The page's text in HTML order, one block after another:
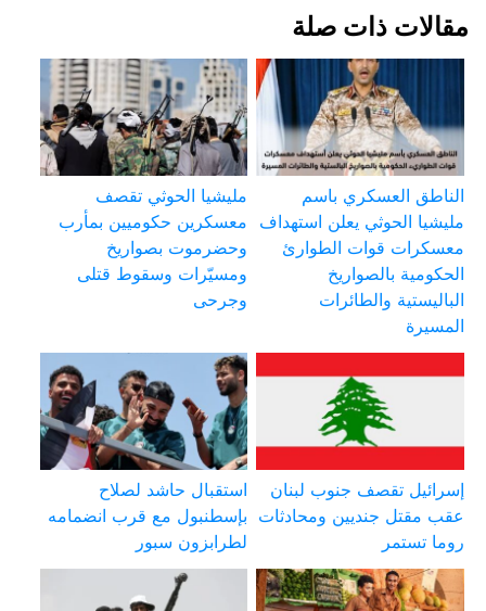
مقالات ذات صلة
الناطق العسكري باسم
مليشيا الحوثي يعلن استهداف
معسكرات قوات الطوارئ
الحكومية بالصواريخ
الباليستية والطائرات
المسيرة
مليشيا الحوثي تقصف
معسكرين حكوميين بمأرب
وحضرموت بصواريخ
ومسيّرات وسقوط قتلى
وجرحى
إسرائيل تقصف جنوب لبنان
عقب مقتل جنديين ومحادثات
روما تستمر
استقبال حاشد لصلاح
بإسطنبول مع قرب انضمامه
لطرابزون سبور